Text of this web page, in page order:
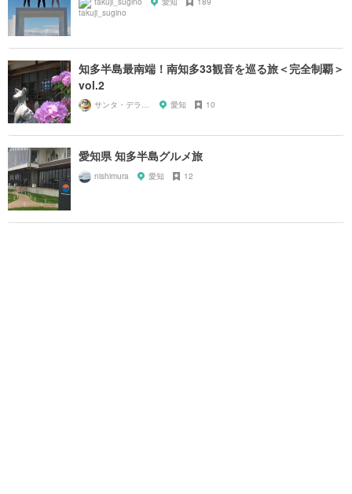
知多半島最南端！南知多33観音を巡る旅＜完全制覇＞
vol.2
サンタ・デラックス 愛知 10
愛知県 知多半島グルメ旅
nishimura 愛知 12